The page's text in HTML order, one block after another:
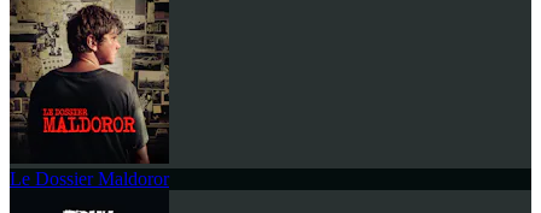
Le Dossier Maldoror